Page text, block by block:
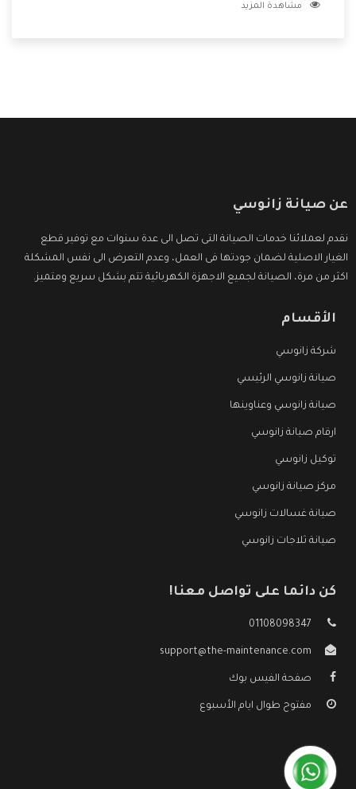
وتقدم للعملاء أقوى العروض والخصومات التى تسهل على
مشاهدة المزيد
عن صيانة زانوسي
نقدم لعملائنا خدمات الصيانة التى تصل الى عدة سنوات مع توفير قطع
الغيار الاصلية لضمان جودتها فى العمل، وعدم التعرض الى نفس المشكلة
اكثر من مرة، الصيانة لجميع الاجهزة الكهربائية تتم بشكل سريع ومتميز.
الأقسام
شركة زانوسي
صيانة زانوسي الرئيسي
صيانة زانوسي وعناوينها
ارقام صيانة زانوسي
توكيل زانوسي
مركز صيانة زانوسي
صيانة غسالات زانوسي
صيانة ثلاجات زانوسي
كن دائما على تواصل معنا!
01108098347
support@the-maintenance.com
صفحة الفيس بوك
مفتوح طوال ايام الأسبوع